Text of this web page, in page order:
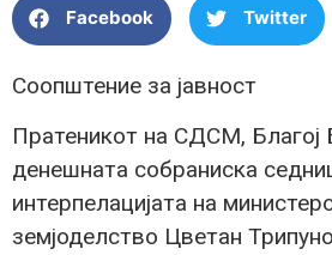
Facebook Twitter
Соопштение за јавност
Пратеникот на СДСМ, Благој
денешната собраниска
интерпелацијата на
земјоделство Цветан